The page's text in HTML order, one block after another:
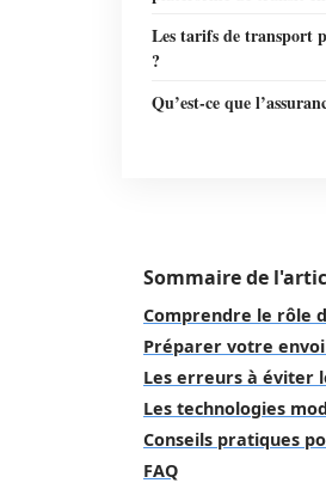
Les tarifs de transport
?
Qu’est-ce que
Sommaire de
Comprendre le rôle
Préparer votre
Les erreurs à éviter
Les technologies
Conseils pratiques
FAQ